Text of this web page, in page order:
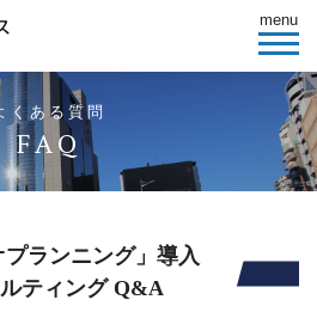
menu
くある質問
FAQ
プランニング」導入
ティング Q&A